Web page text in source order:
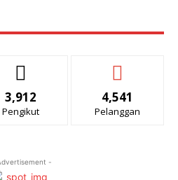
3,912
Pengikut
4,541
Pelanggan
-